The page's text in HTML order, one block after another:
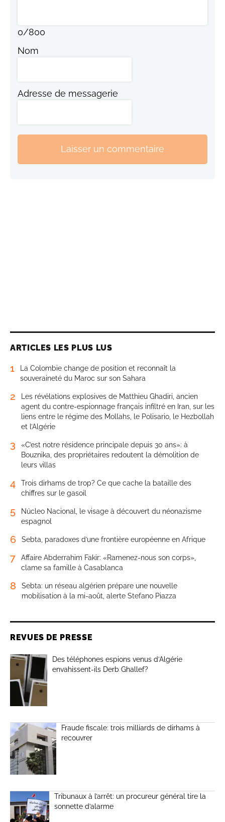
0/800
Nom
Adresse de messagerie
Laisser un commentaire
ARTICLES LES PLUS LUS
1
La Colombie change de position et reconnaît la
souveraineté du Maroc sur son Sahara
2
Les révélations explosives de Matthieu Ghadiri, ancien
agent du contre-espionnage français infiltré en Iran, sur les
liens entre le régime des Mollahs, le Polisario, le Hezbollah
et l’Algérie
3
«C’est notre résidence principale depuis 30 ans»: à
Bouznika, des propriétaires redoutent la démolition de
leurs villas
4
Trois dirhams de trop? Ce que cache la bataille des
chiffres sur le gasoil
5
Núcleo Nacional, le visage à découvert du néonazisme
espagnol
6 Sebta, paradoxes d’une frontière européenne en Afrique
7
Affaire Abderrahim Fakir: «Ramenez-nous son corps»,
clame sa famille à Casablanca
8
Sebta: un réseau algérien prépare une nouvelle
mobilisation à la mi-août, alerte Stefano Piazza
REVUES DE PRESSE
Des téléphones espions venus d’Algérie
envahissent-ils Derb Ghallef?
Fraude fiscale: trois milliards de dirhams à
recouvrer
Tribunaux à l’arrêt: un procureur général tire la
sonnette d’alarme